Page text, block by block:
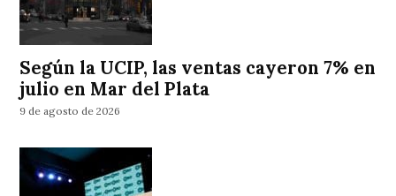
Según la UCIP, las ventas cayeron 7% en
julio en Mar del Plata
9 de agosto de 2026